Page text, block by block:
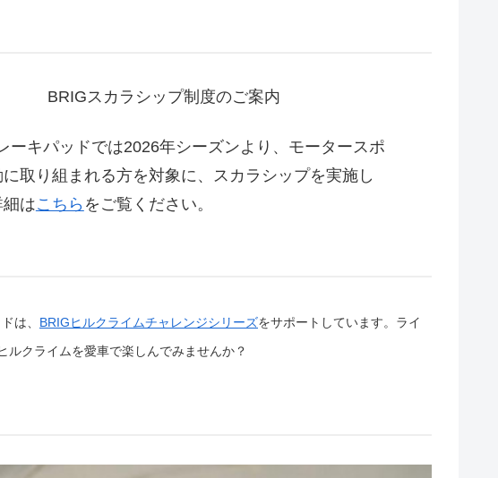
BRIGスカラシップ制度のご案内
ーキパッドでは2026年シーズンより、モータースポ
取り組まれる方を対象に、スカラシップを実施し
細はこちら をご覧ください。
は、 BRIGヒルクライムチャレンジシリーズをサポートしています。ライ
ルクライムを愛車で楽しんでみませんか？